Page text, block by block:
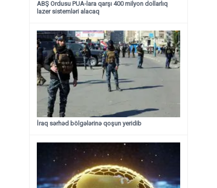
ABŞ Ordusu PUA-lara qarşı 400 milyon dollarlıq
lazer sistemləri alacaq
İraq sərhəd bölgələrinə qoşun yeridib